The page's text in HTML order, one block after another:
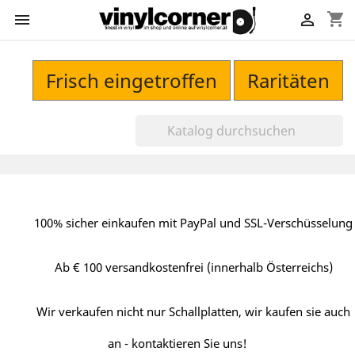
 shopping_cart

Frisch eingetroffen Raritäten
100% sicher einkaufen mit PayPal und SSL-Verschüsselung
Ab € 100 versandkostenfrei (innerhalb Österreichs)
Wir verkaufen nicht nur Schallplatten, wir kaufen sie auch
an - kontaktieren Sie uns!